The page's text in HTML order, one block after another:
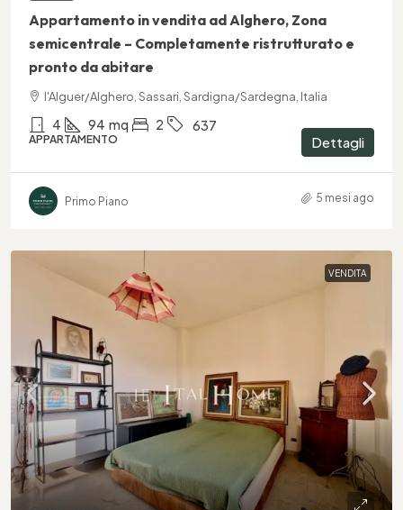
Appartamento in vendita ad Alghero, Zona
semicentrale – Completamente ristrutturato e
pronto da abitare
l'Alguer/Alghero, Sassari, Sardigna/Sardegna, Italia
4 94 mq 2 637
APPARTAMENTO Dettagli
Primo Piano 5 mesi ago
VENDITA